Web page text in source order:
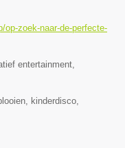
op-zoek-naar-de-perfecte-
entertainment,
kinderdisco,